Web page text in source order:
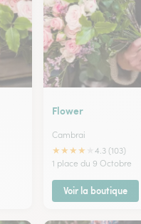
Flower
Cambrai
★★★★
4.3 (103)
1 place du 9 Octobre
Voir la boutique